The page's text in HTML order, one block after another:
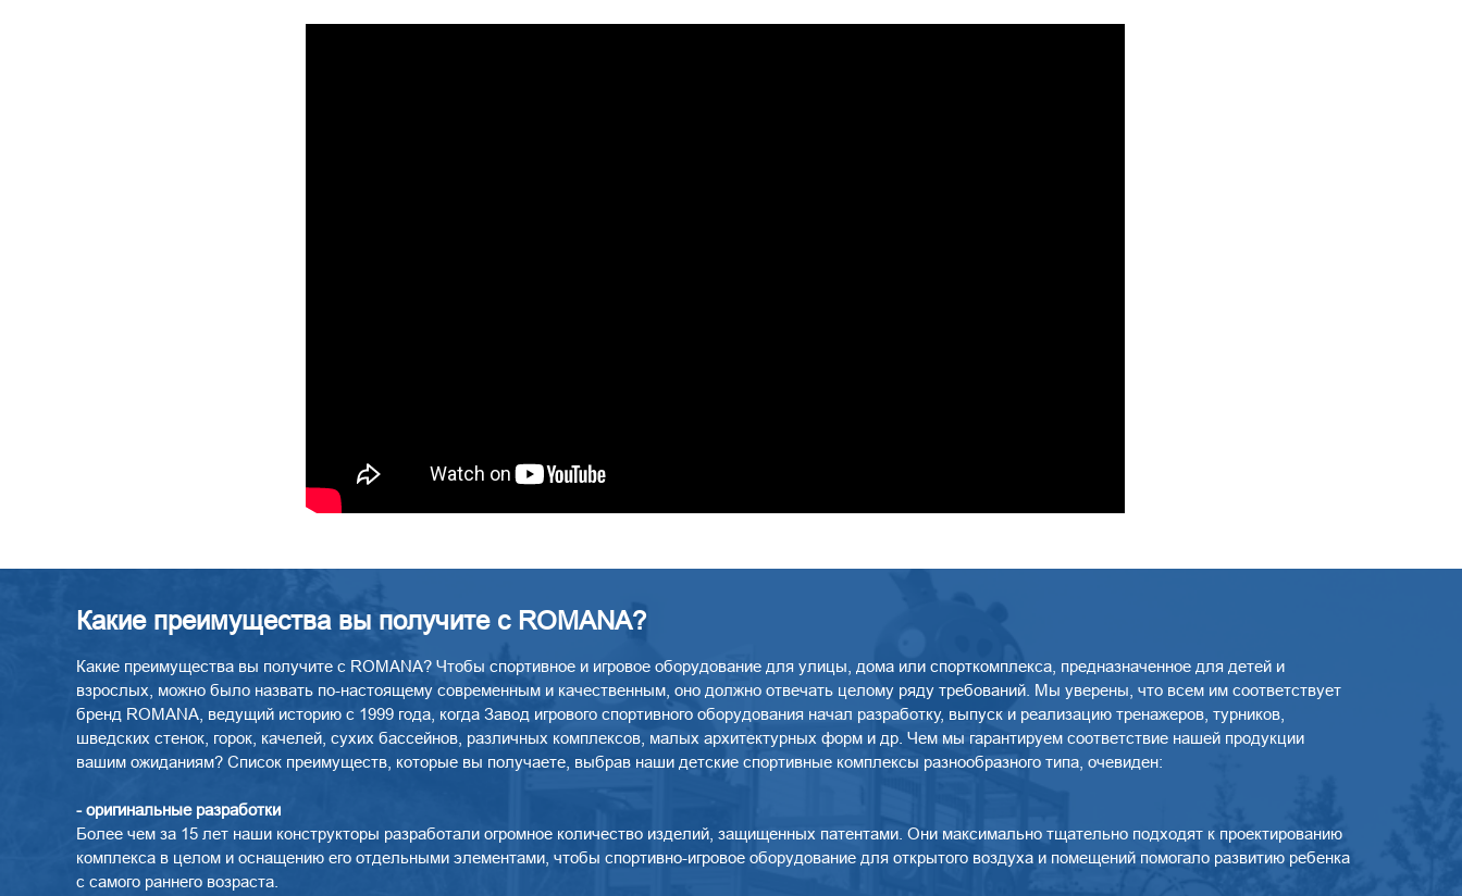
Какие преимущества вы получите с ROMANA?
Какие преимущества вы получите с ROMANA? Чтобы спортивное и игровое оборудование для улицы, дома или спорткомплекса, предназначенное для детей и
взрослых, можно было назвать по-настоящему современным и качественным, оно должно отвечать целому ряду требований. Мы уверены, что всем им соответствует
бренд ROMANA, ведущий историю с 1999 года, когда Завод игрового спортивного оборудования начал разработку, выпуск и реализацию тренажеров, турников,
шведских стенок, горок, качелей, сухих бассейнов, различных комплексов, малых архитектурных форм и др. Чем мы гарантируем соответствие нашей продукции
вашим ожиданиям? Список преимуществ, которые вы получаете, выбрав наши детские спортивные комплексы разнообразного типа, очевиден:
- оригинальные разработки
Более чем за 15 лет наши конструкторы разработали огромное количество изделий, защищенных патентами. Они максимально тщательно подходят к проектированию
комплекса в целом и оснащению его отдельными элементами, чтобы спортивно-игровое оборудование для открытого воздуха и помещений помогало развитию ребенка
с самого раннего возраста.